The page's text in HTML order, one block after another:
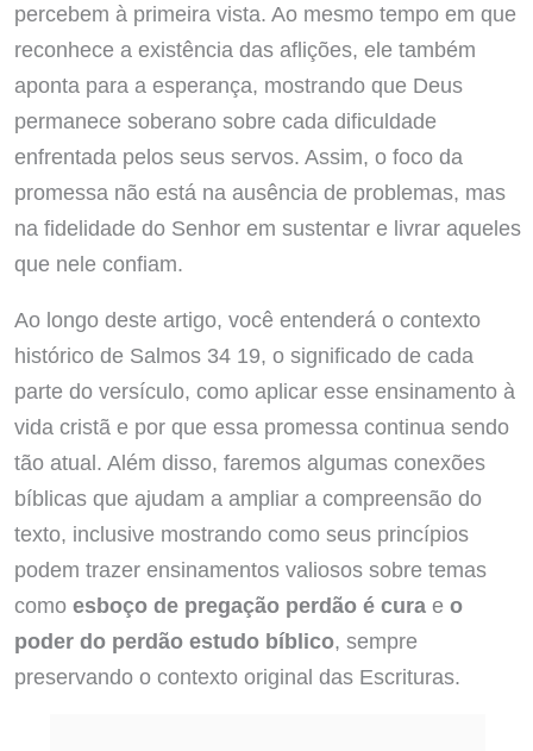
percebem à primeira vista. Ao mesmo tempo em que
reconhece a existência das aflições, ele também
aponta para a esperança, mostrando que Deus
permanece soberano sobre cada dificuldade
enfrentada pelos seus servos. Assim, o foco da
promessa não está na ausência de problemas, mas
na fidelidade do Senhor em sustentar e livrar aqueles
que nele confiam.
Ao longo deste artigo, você entenderá o contexto
histórico de Salmos 34 19, o significado de cada
parte do versículo, como aplicar esse ensinamento à
vida cristã e por que essa promessa continua sendo
tão atual. Além disso, faremos algumas conexões
bíblicas que ajudam a ampliar a compreensão do
texto, inclusive mostrando como seus princípios
podem trazer ensinamentos valiosos sobre temas
como esboço de pregação perdão é curae o
poder do perdão estudo bíblico, sempre
preservando o contexto original das Escrituras.